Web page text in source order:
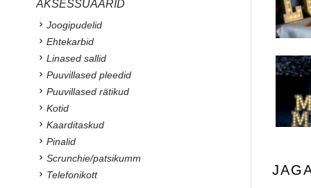
AKSESSUAARID
Joogipudelid
Ehtekarbid
Linased sallid
Puuvillased pleedid
Puuvillased rätikud
Kotid
Kaarditaskud
Pinalid
Scrunchie/patsikumm
Telefonikott